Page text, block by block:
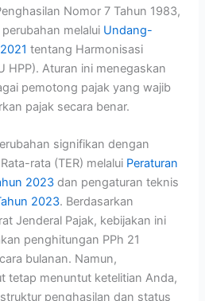
Nomor 7 Tahun 1983,
melalui Undang-
tentang Harmonisasi
HPP). Aturan ini menegaskan
pemotong pajak yang wajib
pajak secara benar.
signifikan dengan
rata (TER) melalui Peraturan
2023 dan pengaturan teknis
2023. Berdasarkan
Jenderal Pajak, kebijakan ini
penghitungan PPh 21
bulanan. Namun,
tetap menuntut ketelitian Anda,
penghasilan dan status